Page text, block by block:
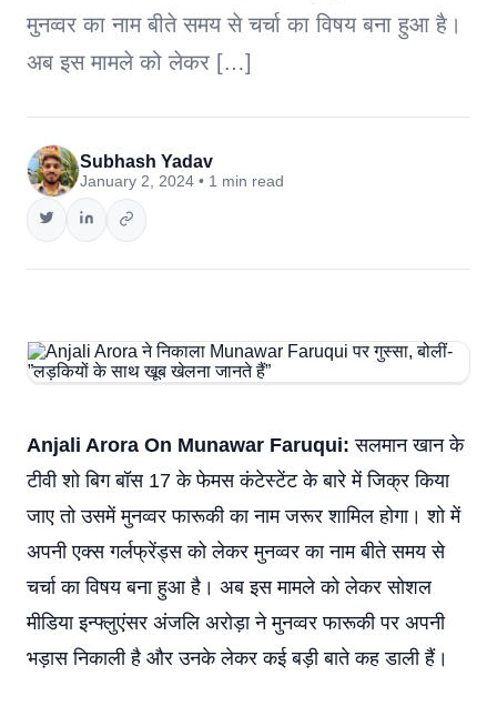
मुनव्वर का नाम बीते समय से चर्चा का विषय बना हुआ है।
अब इस मामले को लेकर […]
Subhash Yadav
January 2, 2024 • 1 min read
Anjali Arora On Munawar Faruqui: सलमान खान के
टीवी शो बिग बॉस 17 के फेमस कंटेस्टेंट के बारे में जिक्र किया
जाए तो उसमें मुनव्वर फारूकी का नाम जरूर शामिल होगा। शो में
अपनी एक्स गर्लफ्रेंड्स को लेकर मुनव्वर का नाम बीते समय से
चर्चा का विषय बना हुआ है। अब इस मामले को लेकर सोशल
मीडिया इन्फ्लुएंसर अंजलि अरोड़ा ने मुनव्वर फारूकी पर अपनी
भड़ास निकाली है और उनके लेकर कई बड़ी बाते कह डाली हैं।